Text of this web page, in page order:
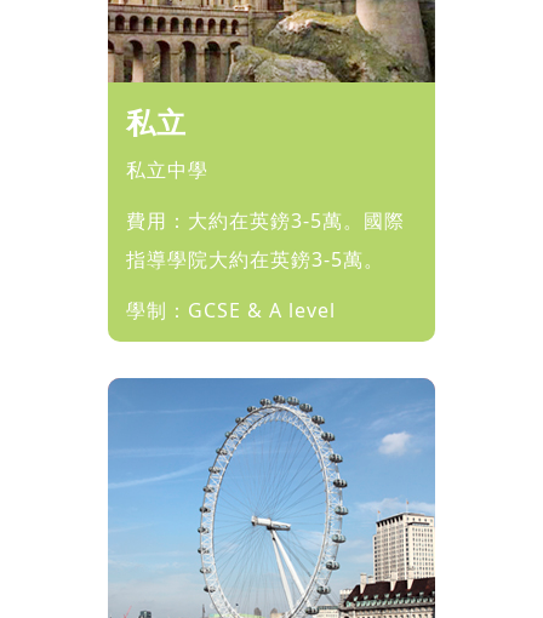
私立
私立中學
費用：大約在英鎊3-5萬。國際
指導學院大約在英鎊3-5萬。
學制：GCSE & A level